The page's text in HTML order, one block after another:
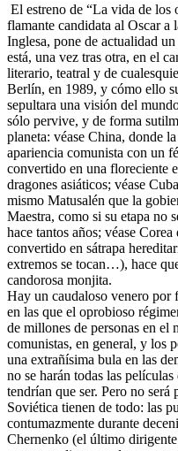
El estreno de “La vida de
flamante candidata al Oscar
Inglesa, pone de actualidad
está, una vez tras otra, en el
literario, teatral y de
Berlín, en 1989, y cómo ello
sepultara una visión del
sólo pervive, y de forma
planeta: véase China, donde
apariencia comunista con un
convertido en una floreciente
dragones asiáticos; véase
mismo Matusalén que la
Maestra, como si su etapa no
hace tantos años; véase
convertido en sátrapa
extremos se tocan…), hace
candorosa monjita.
Hay un caudaloso venero por
en las que el oprobioso
de millones de personas en el
comunistas, en general, y los
una extrañísima bula en las
no se harán todas las
tendrían que ser. Pero no
Soviética tienen de todo: las
contumazmente durante
Chernenko (el último